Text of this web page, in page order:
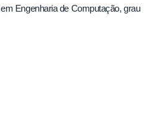
Engenharia de Computação, grau